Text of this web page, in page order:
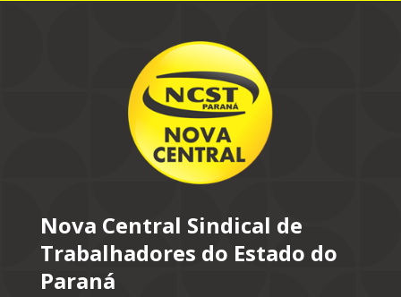
Nova Central Sindical de
Trabalhadores do Estado do
Paraná